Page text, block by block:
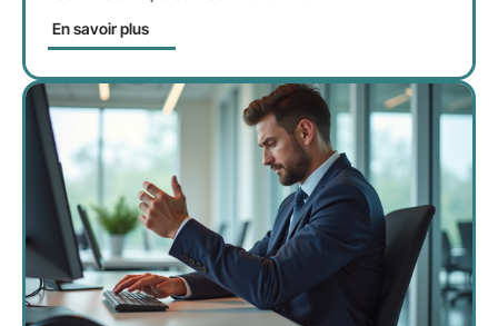
En savoir plus